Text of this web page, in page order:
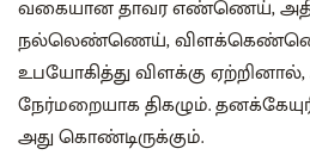
வகையான தாவர எண்ணெய்,
நல்லெண்ணெய்,
உபயோகித்து விளக்கு
நேர்மறையாக திகழும்.
அது கொண்டிருக்கும்.